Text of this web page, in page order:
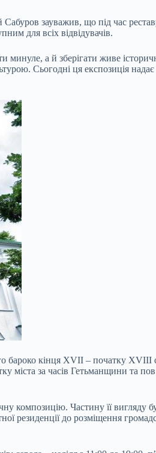
зауважив, що під час
для всіх відвідувачів.
минуле, а й зберігати живе
Сьогодні ця експозиція
бароко кінця XVII – початку
міста за часів Гетьманщини та
композицію. Частину її вигляду
резиденції до розміщення